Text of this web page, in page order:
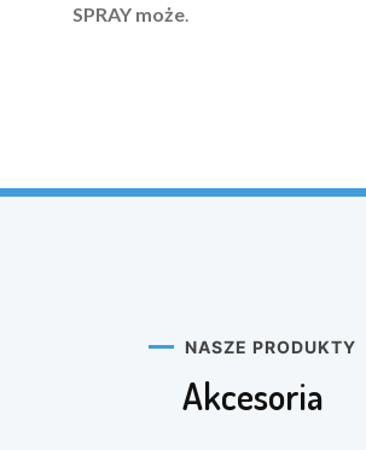
SPRAY może.
NASZE PRODUKTY
Akcesoria